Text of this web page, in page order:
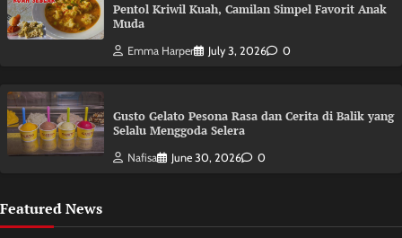
Pentol Kriwil Kuah, Camilan Simpel Favorit Anak
Muda
Emma Harper July 3, 2026 0
Gusto Gelato Pesona Rasa dan Cerita di Balik yang
Selalu Menggoda Selera
Nafisa June 30, 2026 0
Featured News